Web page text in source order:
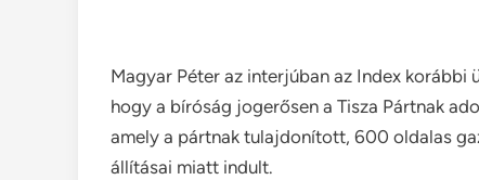
Magyar Péter az interjúban az Index
hogy a bíróság jogerősen a Tisza Pártnak
amely a pártnak tulajdonított, 600 oldalas
állításai miatt indult.